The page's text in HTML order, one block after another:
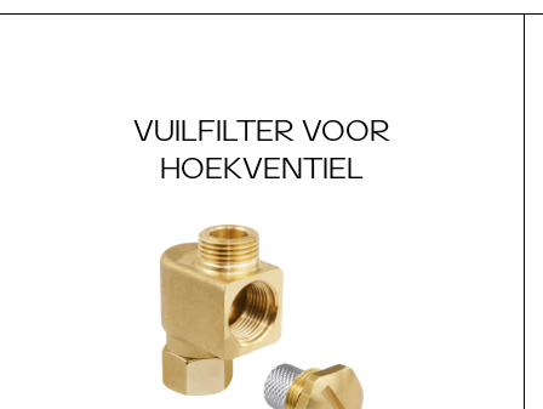
VUILFILTER VOOR
HOEKVENTIEL